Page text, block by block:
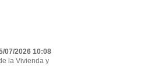
07/2026 10:08
la Vivienda y